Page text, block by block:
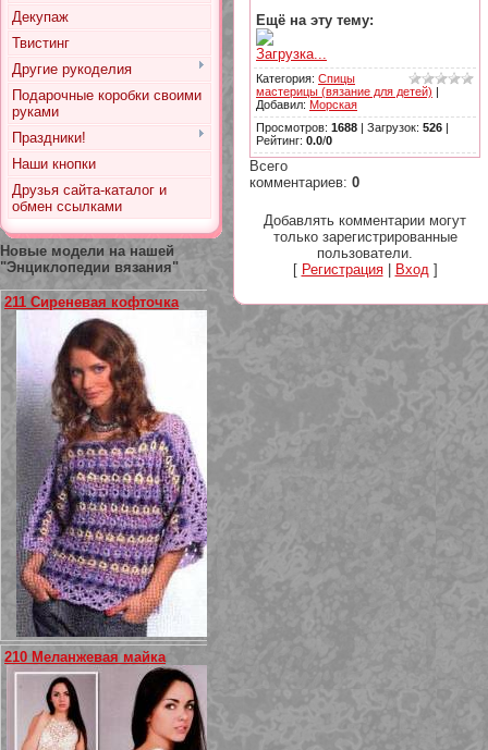
Декупаж
Твистинг
Другие рукоделия
Подарочные коробки своими
руками
Праздники!
Наши кнопки
Друзья сайта-каталог и
обмен ссылками
Новые модели на нашей
"Энциклопедии вязания"
211 Сиреневая кофточка
210 Меланжевая майка
Ещё на эту тему:
Загрузка...
Категория: Спицы
мастерицы (вязание для детей) |
Добавил: Морская
Просмотров: 1688 | Загрузок: 526 |
Рейтинг: 0.0/0
Всего
комментариев: 0
Добавлять комментарии могут
только зарегистрированные
пользователи.
[ Регистрация| Вход]